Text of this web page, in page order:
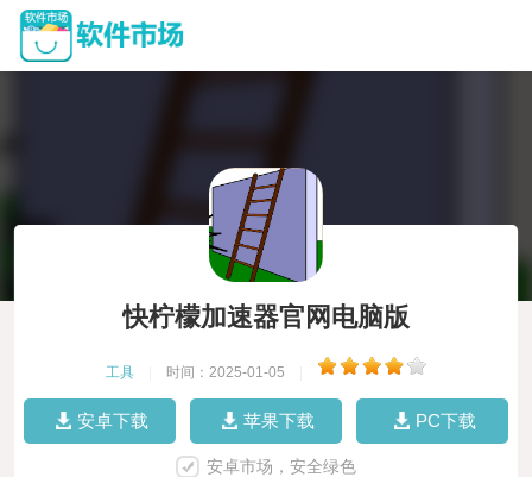
快柠檬加速器官网电脑版
工具 时间：2025-01-05
安卓下载 苹果下载 PC下载
安卓市场，安全绿色